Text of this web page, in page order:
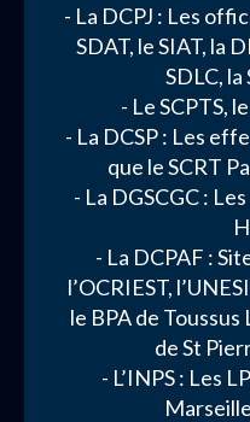
- La DCPJ : Les
SDAT, le SIAT, la
SDLC, la
- Le SCPTS,
- La DCSP : Les
que le SCRT
- La DGSCGC :
- La DCPAF :
l’OCRIEST,
le BPA de
de St
- L’INPS : Les